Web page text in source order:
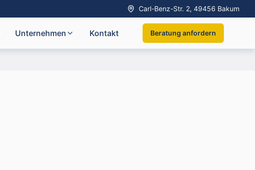
Carl-Benz-Str. 2, 49456 Bakum
Unternehmen Kontakt Beratung anfordern